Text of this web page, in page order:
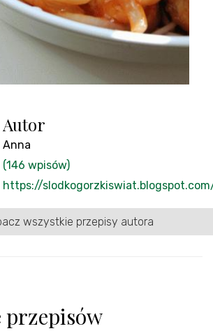
Autor
Anna
(146 wpisów)
https://
wszystkie przepisy autora
przepisów